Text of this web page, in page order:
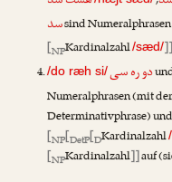
سدsind
[NPKardinalzahl/sæd/
/do ræh si/دو ره سی
Numeralphrasen (mit
Determinativphrase)
[NP[DetP[DKardinalzahl
[NPKardinalzahl]]auf